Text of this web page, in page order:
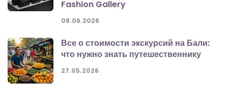
Fashion Gallery
08.06.2026
Все о стоимости экскурсий на Бали:
что нужно знать путешественнику
27.05.2026